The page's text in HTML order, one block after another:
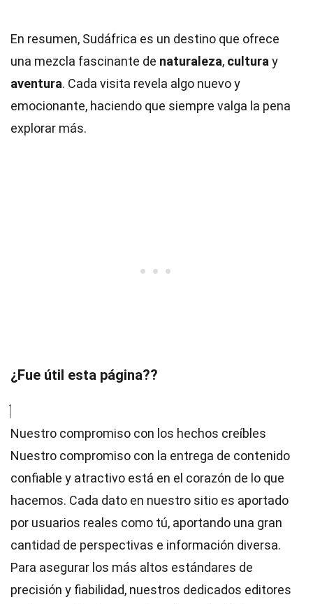
En resumen, Sudáfrica es un destino que ofrece
una mezcla fascinante de naturaleza, cultura y
aventura. Cada visita revela algo nuevo y
emocionante, haciendo que siempre valga la pena
explorar más.
¿Fue útil esta página??
Nuestro compromiso con los hechos creíbles
Nuestro compromiso con la entrega de contenido
confiable y atractivo está en el corazón de lo que
hacemos. Cada dato en nuestro sitio es aportado
por usuarios reales como tú, aportando una gran
cantidad de perspectivas e información diversa.
Para asegurar los más altos estándares de
precisión y fiabilidad, nuestros dedicados editores